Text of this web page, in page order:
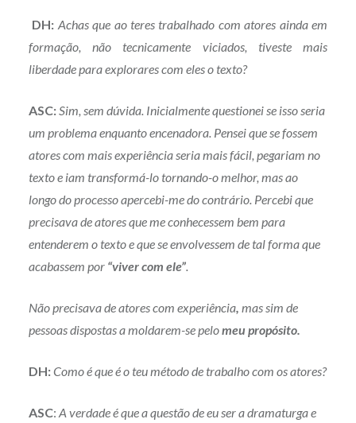
DH: Achas que ao teres trabalhado com atores ainda em
formação, não tecnicamente viciados, tiveste mais
liberdade para explorares com eles o texto?
ASC:Sim, sem dúvida. Inicialmente questionei se isso seria
um problema enquanto encenadora. Pensei que se fossem
atores com mais experiência seria mais fácil, pegariam no
texto e iam transformá-lo tornando-o melhor, mas ao
longo do processo apercebi-me do contrário. Percebi que
precisava de atores que me conhecessem bem para
entenderem o texto e que se envolvessem de tal forma que
acabassem por “viver com ele”.
Não precisava de atores com experiência, mas sim de
pessoas dispostas a moldarem-se pelomeu propósito.
DH:Como é que é o teu método de trabalho com os atores?
ASC: A verdade é que a questão de eu ser a dramaturga e